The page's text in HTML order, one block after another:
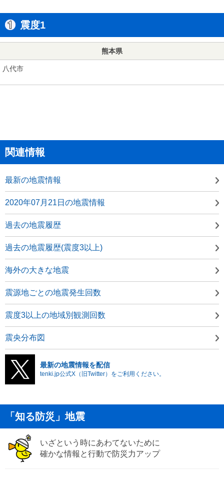
震度1
熊本県
八代市
関連情報
最新の地震情報
2020年07月21日の地震情報
過去の地震履歴
過去の地震履歴(震度3以上)
海外の大きな地震
震源地ごとの地震発生回数
震度3以上の地域別観測回数
震央分布図
最新の地震情報を配信
tenki.jp公式X（旧Twitter）をご利用ください。
「知る防災」地震
いざという時にあわてないために
確かな情報と行動で防災力アップ